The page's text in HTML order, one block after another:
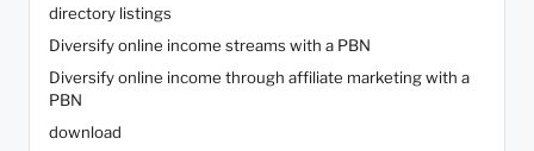
directory listings
Diversify online income streams with a PBN
Diversify online income through affiliate marketing with a
PBN
download